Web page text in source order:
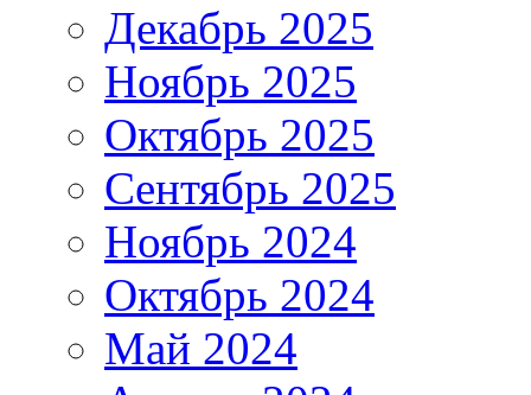
Декабрь 2025
Ноябрь 2025
Октябрь 2025
Сентябрь 2025
Ноябрь 2024
Октябрь 2024
Май 2024